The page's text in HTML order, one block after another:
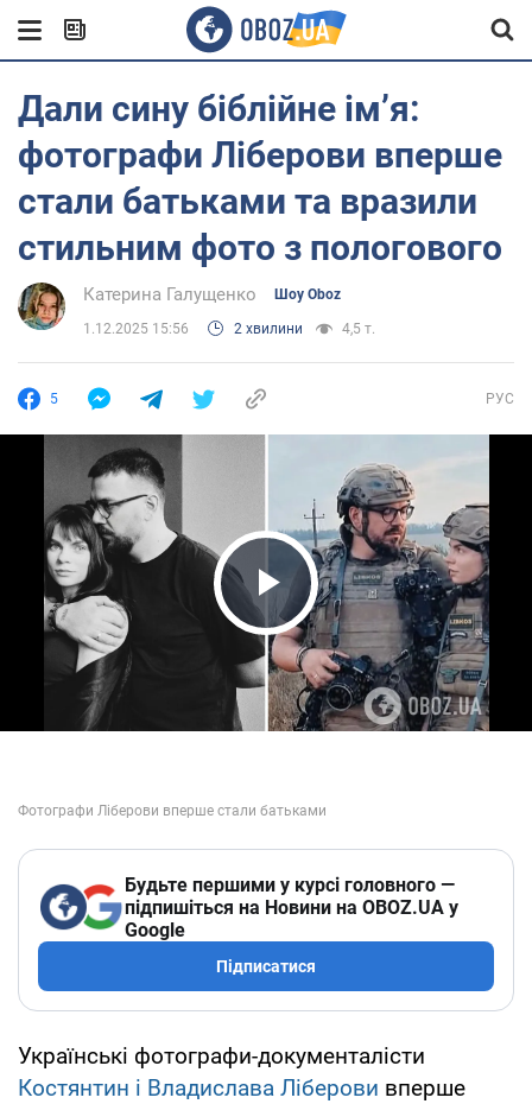
Дали сину біблійне імʼя:
фотографи Ліберови вперше
стали батьками та вразили
стильним фото з пологового
Катерина Галущенко Шоу Oboz
1.12.2025 15:56 2 хвилини 4,5 т.
5 РУС
Play Video
Будьте першими у курсі головного —
підпишіться на Новини на OBOZ.UA у
Google
Підписатися
Українські фотографи-документалісти
Костянтин і Владислава Ліберови вперше